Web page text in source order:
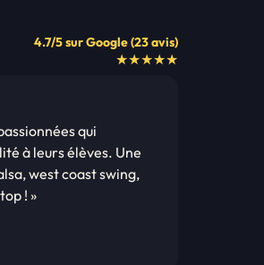
4.7/5 sur Google (23 avis)
★★★★★
qui
à leurs élèves. Une
west coast swing,
! »